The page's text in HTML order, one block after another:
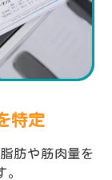
特定
肪や筋肉量を